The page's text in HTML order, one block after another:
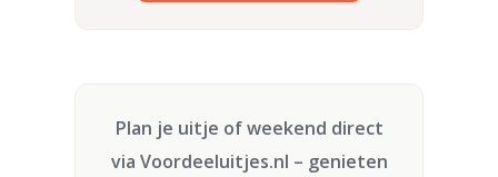
Plan je uitje of weekend direct
via Voordeeluitjes.nl – genieten